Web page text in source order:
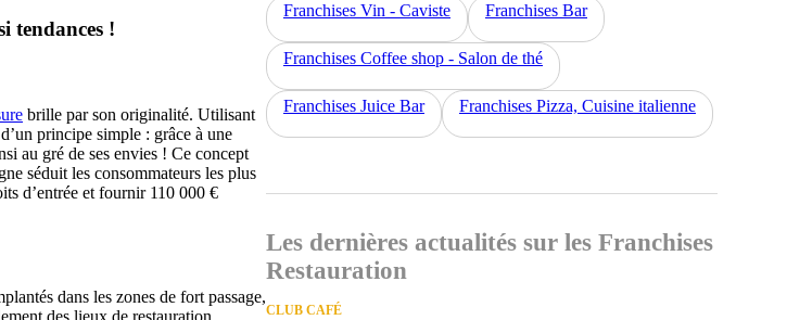
tendances !
brille par son originalité. Utilisant
principe simple : grâce à une
au gré de ses envies ! Ce concept
séduit les consommateurs les plus
d’entrée et fournir 110 000 €
dans les zones de fort passage,
des lieux de restauration.
Franchises Vin - Caviste Franchises Bar
Franchises Coffee shop - Salon de thé
Franchises Juice Bar Franchises Pizza, Cuisine italienne
Les dernières actualités sur les Franchises
Restauration
CLUB CAFÉ